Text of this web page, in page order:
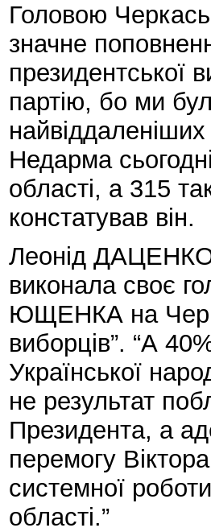
Головою
значне
президентської
партію, бо ми
Недарма
області, а 315
констатував він.
Леонід ДАЦЕНКО
виконала своє
ЮЩЕНКА на
виборців”. “А
Української
не результат
Президента, а
перемогу
системної
області.”